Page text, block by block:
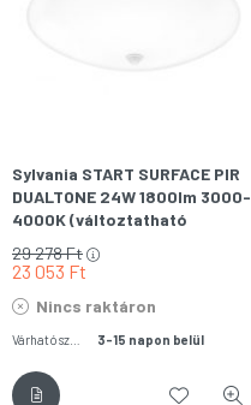
Sylvania START SURFACE PIR
DUALTONE 24W 1800lm 3000-
4000K (változtatható
830/840 LED-es fali-
23 053 Ft
29 278Ft
Nincs raktáron
3-15 napon belül